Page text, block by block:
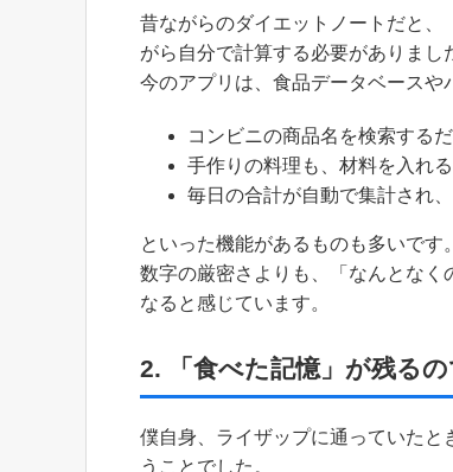
昔ながらのダイエットノートだと
がら自分で計算する必要がありまし
今のアプリは、食品データベースや
コンビニの商品名を検索する
手作りの料理も、材料を入れ
毎日の合計が自動で集計され
といった機能があるものも多いです。
数字の厳密さよりも、「なんとな
なると感じています。
2. 「食べた記憶」が残る
僕自身、ライザップに通っていた
うことでした。